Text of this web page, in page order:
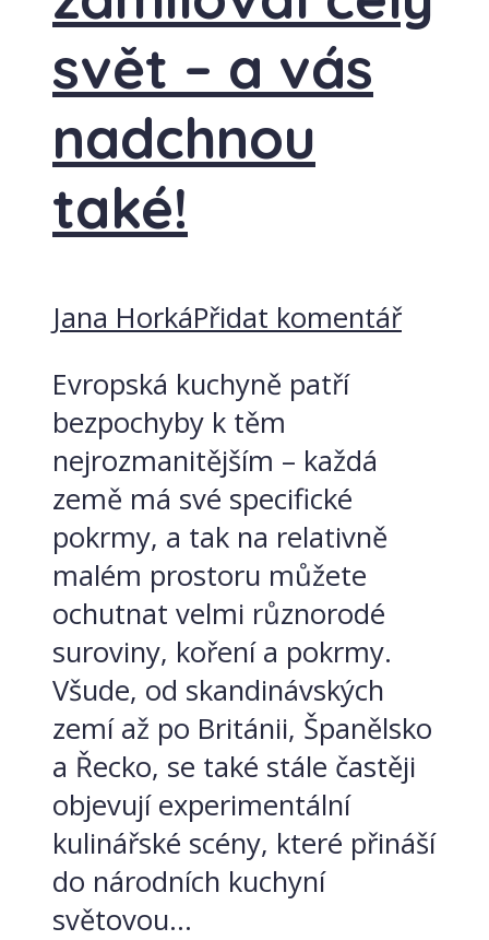
svět – a vás
nadchnou
také!
Jana HorkáPřidat komentář
Evropská kuchyně patří
bezpochyby k těm
nejrozmanitějším – každá
země má své specifické
pokrmy, a tak na relativně
malém prostoru můžete
ochutnat velmi různorodé
suroviny, koření a pokrmy.
Všude, od skandinávských
zemí až po Británii, Španělsko
a Řecko, se také stále častěji
objevují experimentální
kulinářské scény, které přináší
do národních kuchyní
světovou...